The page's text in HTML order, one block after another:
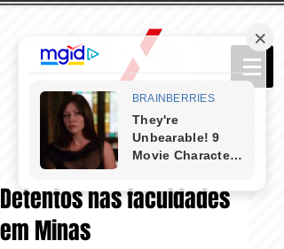
Detentos nas faculdades
em Minas